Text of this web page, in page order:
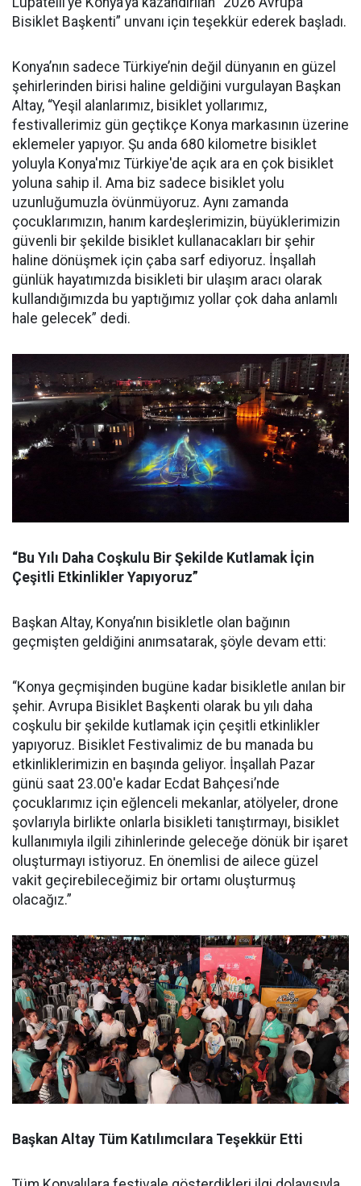
Bisiklet Başkenti” unvanı için teşekkür ederek başladı.
Konya’nın sadece Türkiye’nin değil dünyanın en güzel
şehirlerinden birisi haline geldiğini vurgulayan Başkan
Altay, “Yeşil alanlarımız, bisiklet yollarımız,
festivallerimiz gün geçtikçe Konya markasının üzerine
eklemeler yapıyor. Şu anda 680 kilometre bisiklet
yoluyla Konya'mız Türkiye'de açık ara en çok bisiklet
yoluna sahip il. Ama biz sadece bisiklet yolu
uzunluğumuzla övünmüyoruz. Aynı zamanda
çocuklarımızın, hanım kardeşlerimizin, büyüklerimizin
güvenli bir şekilde bisiklet kullanacakları bir şehir
haline dönüşmek için çaba sarf ediyoruz. İnşallah
günlük hayatımızda bisikleti bir ulaşım aracı olarak
kullandığımızda bu yaptığımız yollar çok daha anlamlı
hale gelecek” dedi.
“Bu Yılı Daha Coşkulu Bir Şekilde Kutlamak İçin
Çeşitli Etkinlikler Yapıyoruz”
Başkan Altay, Konya’nın bisikletle olan bağının
geçmişten geldiğini anımsatarak, şöyle devam etti:
“Konya geçmişinden bugüne kadar bisikletle anılan bir
şehir. Avrupa Bisiklet Başkenti olarak bu yılı daha
coşkulu bir şekilde kutlamak için çeşitli etkinlikler
yapıyoruz. Bisiklet Festivalimiz de bu manada bu
etkinliklerimizin en başında geliyor. İnşallah Pazar
günü saat 23.00'e kadar Ecdat Bahçesi’nde
çocuklarımız için eğlenceli mekanlar, atölyeler, drone
şovlarıyla birlikte onlarla bisikleti tanıştırmayı, bisiklet
kullanımıyla ilgili zihinlerinde geleceğe dönük bir işaret
oluşturmayı istiyoruz. En önemlisi de ailece güzel
vakit geçirebileceğimiz bir ortamı oluşturmuş
olacağız.”
Başkan Altay Tüm Katılımcılara Teşekkür Etti